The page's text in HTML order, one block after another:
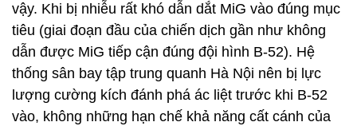
vậy. Khi bị nhiễu rất khó dẫn dắt MiG vào đúng mục
tiêu (giai đoạn đầu của chiến dịch gần như không
dẫn được MiG tiếp cận đúng đội hình B-52). Hệ
thống sân bay tập trung quanh Hà Nội nên bị lực
lượng cường kích đánh phá ác liệt trước khi B-52
vào, không những hạn chế khả năng cất cánh của